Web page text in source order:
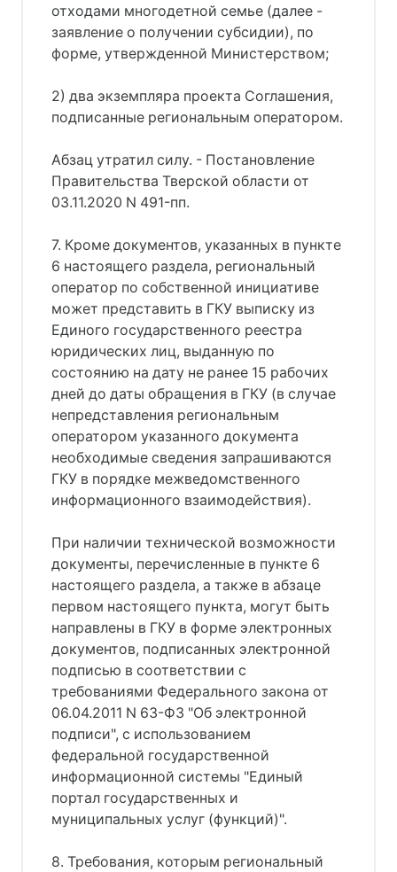
отходами многодетной семье (далее -
заявление о получении субсидии), по
форме, утвержденной Министерством;
2) два экземпляра проекта Соглашения,
подписанные региональным оператором.
Абзац утратил силу. - Постановление
Правительства Тверской области от
03.11.2020 N 491-пп.
7. Кроме документов, указанных в пункте
6 настоящего раздела, региональный
оператор по собственной инициативе
может представить в ГКУ выписку из
Единого государственного реестра
юридических лиц, выданную по
состоянию на дату не ранее 15 рабочих
дней до даты обращения в ГКУ (в случае
непредставления региональным
оператором указанного документа
необходимые сведения запрашиваются
ГКУ в порядке межведомственного
информационного взаимодействия).
При наличии технической возможности
документы, перечисленные в пункте 6
настоящего раздела, а также в абзаце
первом настоящего пункта, могут быть
направлены в ГКУ в форме электронных
документов, подписанных электронной
подписью в соответствии с
требованиями Федерального закона от
06.04.2011 N 63-ФЗ "Об электронной
подписи", с использованием
федеральной государственной
информационной системы "Единый
портал государственных и
муниципальных услуг (функций)".
8. Требования, которым региональный